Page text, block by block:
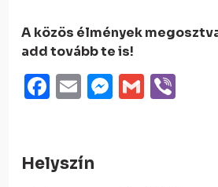
A közös élmények
add tovább te is!
Facebook
EmailGmail
Helyszín